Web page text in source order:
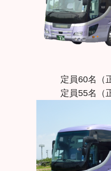
定員60名（
定員55名（